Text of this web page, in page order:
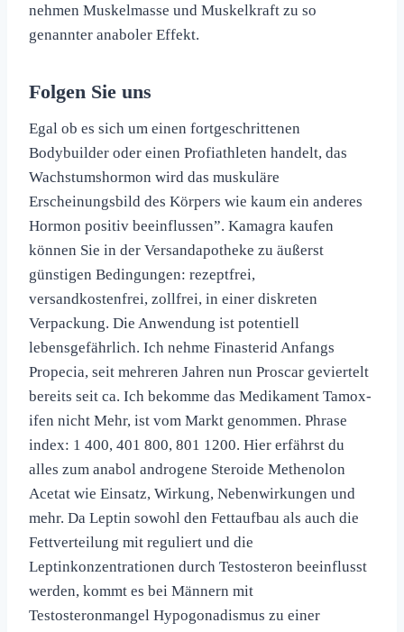
nehmen Muskelmasse und Muskelkraft zu so
genannter anaboler Effekt.
Folgen Sie uns
Egal ob es sich um einen fortgeschrittenen
Bodybuilder oder einen Profiathleten handelt, das
Wachstumshormon wird das muskuläre
Erscheinungsbild des Körpers wie kaum ein anderes
Hormon positiv beeinflussen”. Kamagra kaufen
können Sie in der Versandapotheke zu äußerst
günstigen Bedingungen: rezeptfrei,
versandkostenfrei, zollfrei, in einer diskreten
Verpackung. Die Anwendung ist potentiell
lebensgefährlich. Ich nehme Finasterid Anfangs
Propecia, seit mehreren Jahren nun Proscar geviertelt
bereits seit ca. Ich bekomme das Medika­ment Tamox­
ifen nicht Mehr, ist vom Markt genommen. Phrase
index: 1 400, 401 800, 801 1200. Hier erfährst du
alles zum anabol androgene Steroide Methenolon
Acetat wie Einsatz, Wirkung, Nebenwirkungen und
mehr. Da Leptin sowohl den Fettaufbau als auch die
Fettverteilung mit reguliert und die
Leptinkonzentrationen durch Testosteron beeinflusst
werden, kommt es bei Männern mit
Testosteronmangel Hypogonadismus zu einer